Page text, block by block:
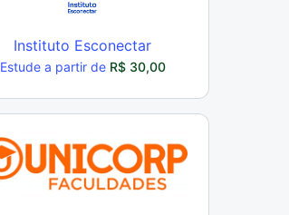
Instituto Esconectar
Estude a partir de R$ 30,00